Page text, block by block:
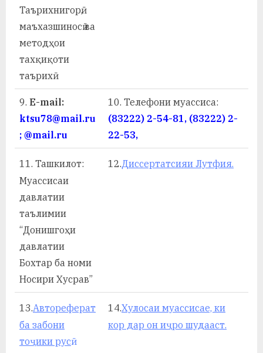
Таърихнигорӣ,
маъхазшиносӣ ва
методҳои
тахқиқоти
таърихӣ
9. E-mail:
ktsu78@mail.ru
; @mail.ru
10. Телефони муассиса:
(83222) 2-54-81, (83222) 2-
22-53,
11. Ташкилот:
Муассисаи
давлатии
таълимии
“Донишгоҳи
давлатии
Бохтар ба номи
Носири Хусрав”
12.Диссертатсияи Лутфия.
13.Автореферат
ба забони
тоҷики русӣ
14.Хулосаи муассисае, ки
кор дар он иҷро шудааст.